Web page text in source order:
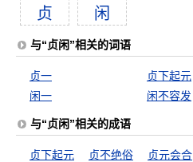
贞 闲
与“贞闲”相关的词语
贞一 贞下起元
闲一
闲不容发
与“贞闲”相关的成语
贞下起元 贞不绝俗 贞元会合